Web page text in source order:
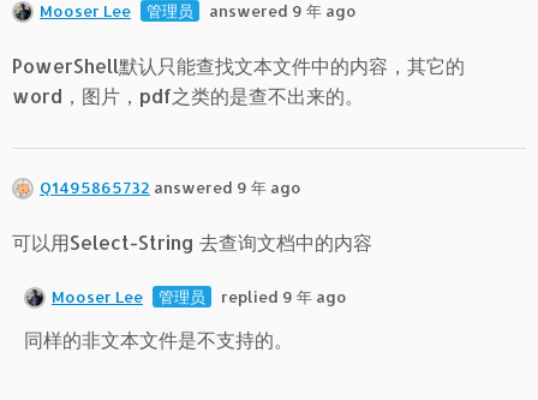
Mooser Lee 管理员 answered 9 年 ago
PowerShell默认只能查找文本文件中的内容，其它的
word，图片，pdf之类的是查不出来的。
Q1495865732 answered 9 年 ago
可以用Select-String 去查询文档中的内容
Mooser Lee 管理员 replied 9 年 ago
同样的非文本文件是不支持的。